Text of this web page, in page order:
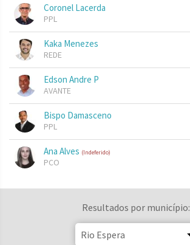
Coronel Lacerda
PPL
Kaka Menezes
REDE
Edson Andre P
AVANTE
Bispo Damasceno
PPL
Ana Alves (Indeferido)
PCO
Resultados por município: